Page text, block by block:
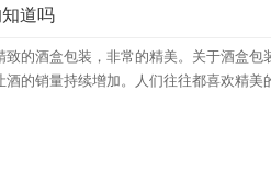
道吗
酒盒包装，非常的精美。关于酒盒包
的销量持续增加。人们往往都喜欢精美